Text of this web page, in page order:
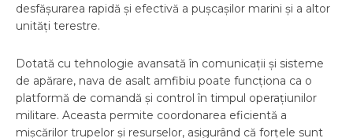
desfășurarea rapidă și efectivă a pușcașilor marini și a altor
unități terestre.
Dotată cu tehnologie avansată în comunicații și sisteme
de apărare, nava de asalt amfibiu poate funcționa ca o
platformă de comandă și control în timpul operațiunilor
militare. Aceasta permite coordonarea eficientă a
mișcărilor trupelor și resurselor, asigurând că forțele sunt